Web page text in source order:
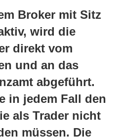
Broker mit Sitz
wird die
direkt vom
und an das
abgeführt.
in jedem Fall den
als Trader nicht
müssen. Die